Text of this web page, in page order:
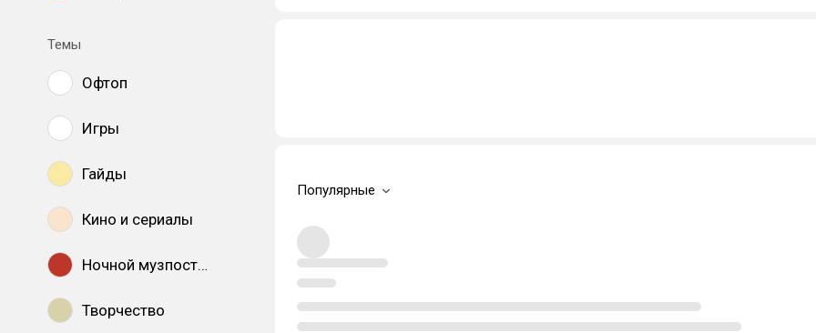
Темы
Офтоп
Игры
Гайды
Кино и сериалы
Ночной музпостинг
Творчество
Популярные